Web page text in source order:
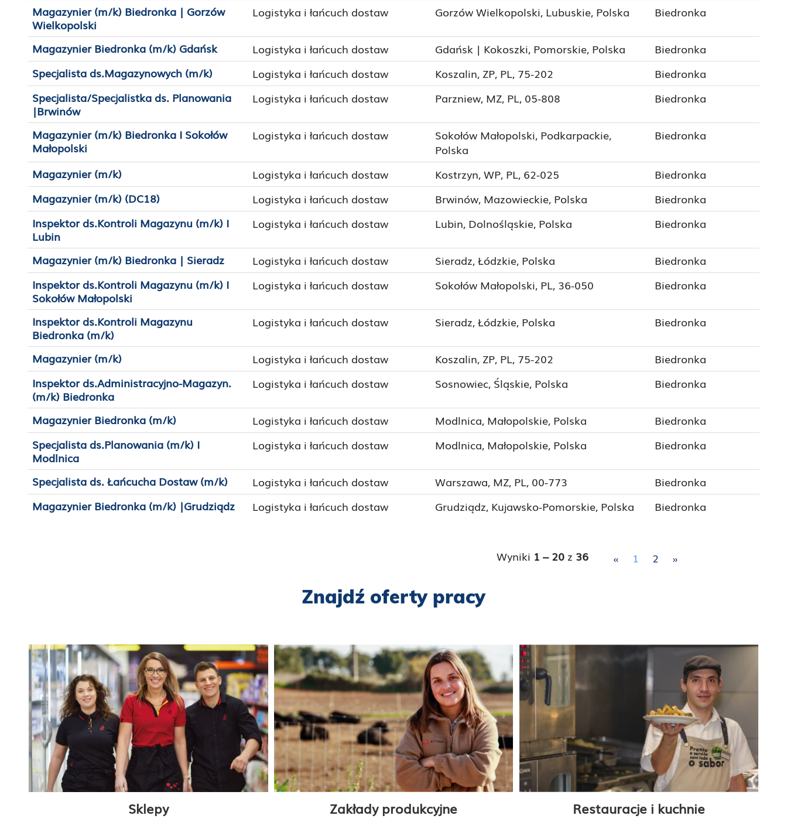
Magazynier (m/k) Biedronka | Gorzów
Wielkopolski
Logistyka i łańcuch dostaw Gorzów Wielkopolski, Lubuskie, Polska Biedronka
Magazynier Biedronka (m/k) Gdańsk Logistyka i łańcuch dostaw Gdańsk | Kokoszki, Pomorskie, Polska
Biedronka
Specjalista ds.Magazynowych (m/k)
Logistyka i łańcuch dostaw Koszalin, ZP, PL, 75-202
Biedronka
Specjalista/Specjalistka ds. Planowania
|Brwinów
Logistyka i łańcuch dostaw Parzniew, MZ, PL, 05-808 Biedronka
Magazynier (m/k) Biedronka I Sokołów
Małopolski
Logistyka i łańcuch dostaw
Sokołów Małopolski, Podkarpackie,
Polska
Biedronka
Magazynier (m/k) Logistyka i łańcuch dostaw Kostrzyn, WP, PL, 62-025
Biedronka
Magazynier (m/k) (DC18)
Logistyka i łańcuch dostaw Brwinów, Mazowieckie, Polska
Biedronka
Inspektor ds.Kontroli Magazynu (m/k) I
Lubin
Logistyka i łańcuch dostaw Lubin, Dolnośląskie, Polska Biedronka
Magazynier (m/k) Biedronka | Sieradz Logistyka i łańcuch dostaw Sieradz, Łódzkie, Polska
Biedronka
Inspektor ds.Kontroli Magazynu (m/k) I
Sokołów Małopolski
Logistyka i łańcuch dostaw Sokołów Małopolski, PL, 36-050 Biedronka
Inspektor ds.Kontroli Magazynu
Biedronka (m/k)
Logistyka i łańcuch dostaw Sieradz, Łódzkie, Polska Biedronka
Magazynier (m/k) Logistyka i łańcuch dostaw Koszalin, ZP, PL, 75-202
Biedronka
Inspektor ds.Administracyjno-Magazyn.
(m/k) Biedronka
Logistyka i łańcuch dostaw Sosnowiec, Śląskie, Polska Biedronka
Magazynier Biedronka (m/k) Logistyka i łańcuch dostaw Modlnica, Małopolskie, Polska
Biedronka
Specjalista ds.Planowania (m/k) I
Modlnica
Logistyka i łańcuch dostaw Modlnica, Małopolskie, Polska Biedronka
Specjalista ds. Łańcucha Dostaw (m/k) Logistyka i łańcuch dostaw Warszawa, MZ, PL, 00-773
Biedronka
Magazynier Biedronka (m/k) |Grudziądz
Logistyka i łańcuch dostaw Grudziądz, Kujawsko-Pomorskie, Polska Biedronka
Wyniki 1 – 20 z 36 « 1 2 »
Znajdź oferty pracy
Sklepy Zakłady produkcyjne Restauracje i kuchnie